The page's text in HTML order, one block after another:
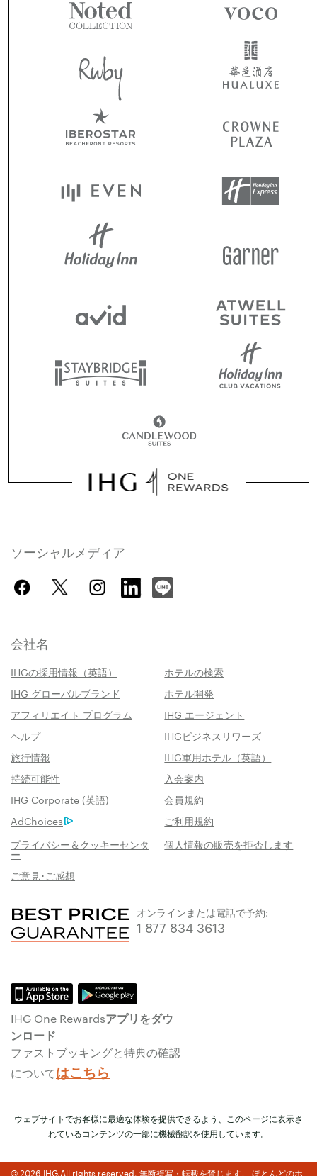
ソーシャルメディア
会社名
IHGの採用情報（英語）
ホテルの検索
IHG グローバルブランド
ホテル開発
アフィリエイト プログラム
IHG エージェント
ヘルプ
IHGビジネスリワーズ
旅行情報
IHG軍用ホテル（英語）
持続可能性
入会案内
IHG Corporate (英語)
会員規約
AdChoices
ご利用規約
プライバシー＆クッキーセンタ
ー
個人情報の販売を拒否します
ご意見･ご感想
オンラインまたは電話で予約:
1 877 834 3613
IHG One Rewardsアプリをダウ
ンロード
ファストブッキングと特典の確認
についてはこちら
ウェブサイトでお客様に最適な体験を提供できるよう、このページに表示さ
れているコンテンツの一部に機械翻訳を使用しています。
© 2026 IHG.All rights reserved. 無断複写・転載を禁じます。 ほとんどのホ